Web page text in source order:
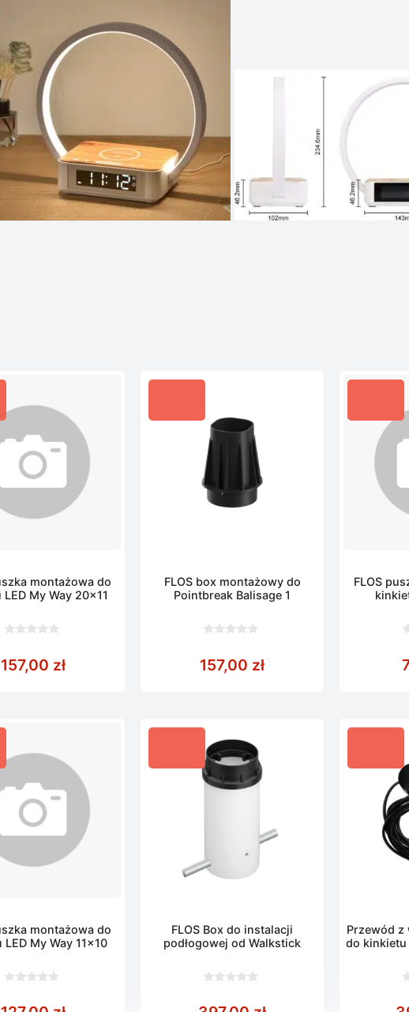
montażowa do
My Way 20×11
5
157,00 zł
FLOS box montażowy do
Pointbreak Balisage 1
5
157,00 zł
FLOS
5
montażowa do
My Way 11×10
FLOS Box do instalacji
podłogowej od Walkstick
Przewód z
do kinkietu